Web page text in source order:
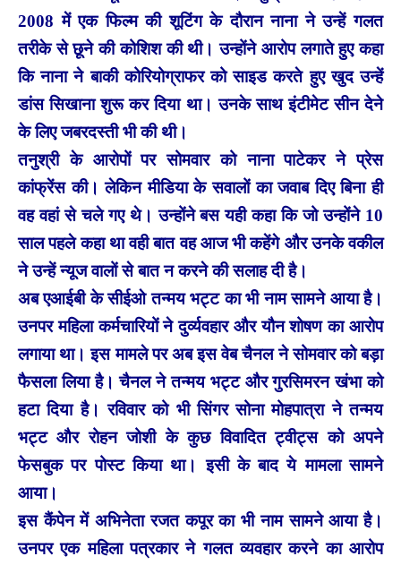
2008 में एक फिल्म की शूटिंग के दौरान नाना ने उन्हें गलत
तरीके से छूने की कोशिश की थी। उन्होंने आरोप लगाते हुए कहा
कि नाना ने बाकी कोरियोग्राफर को साइड करते हुए खुद उन्हें
डांस सिखाना शुरू कर दिया था। उनके साथ इंटीमेट सीन देने
के लिए जबरदस्ती भी की थी।
तनुश्री के आरोपों पर सोमवार को नाना पाटेकर ने प्रेस
कांफ्रेंस की। लेकिन मीडिया के सवालों का जवाब दिए बिना ही
वह वहां से चले गए थे। उन्होंने बस यही कहा कि जो उन्होंने 10
साल पहले कहा था वही बात वह आज भी कहेंगे और उनके वकील
ने उन्हें न्यूज वालों से बात न करने की सलाह दी है।
अब एआईबी के सीईओ तन्मय भट्ट का भी नाम सामने आया है।
उनपर महिला कर्मचारियों ने दुर्व्यवहार और यौन शोषण का आरोप
लगाया था। इस मामले पर अब इस वेब चैनल ने सोमवार को बड़ा
फैसला लिया है। चैनल ने तन्मय भट्ट और गुरसिमरन खंभा को
हटा दिया है। रविवार को भी सिंगर सोना मोहपात्रा ने तन्मय
भट्ट और रोहन जोशी के कुछ विवादित ट्वीट्स को अपने
फेसबुक पर पोस्ट किया था। इसी के बाद ये मामला सामने
आया।
इस कैंपेन में अभिनेता रजत कपूर का भी नाम सामने आया है।
उनपर एक महिला पत्रकार ने गलत व्यवहार करने का आरोप